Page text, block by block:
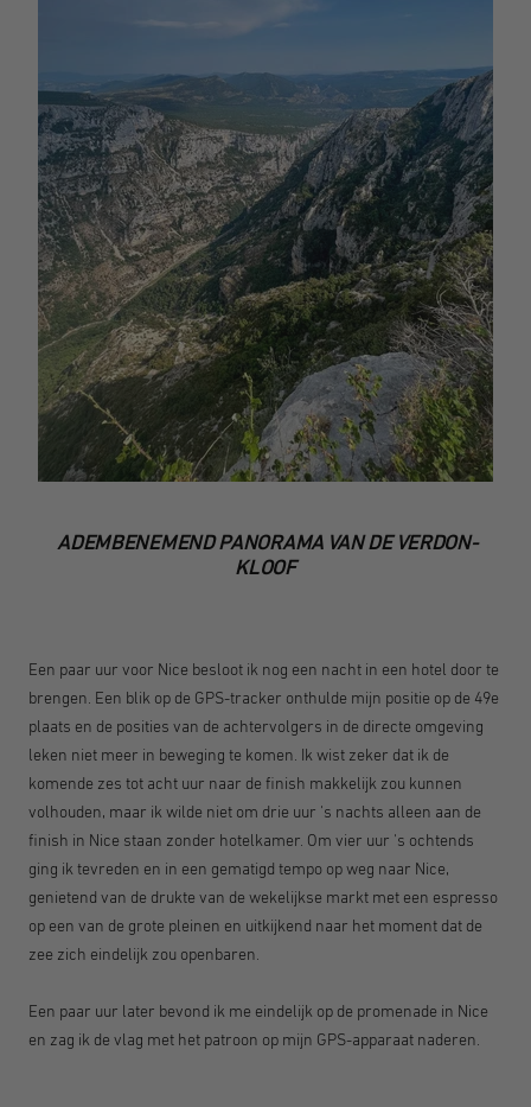
ADEMBENEMEND PANORAMA VAN DE VERDON-
KLOOF
Een paar uur voor Nice besloot ik nog een nacht in een hotel door te
brengen. Een blik op de GPS-tracker onthulde mijn positie op de 49e
plaats en de posities van de achtervolgers in de directe omgeving
leken niet meer in beweging te komen. Ik wist zeker dat ik de
komende zes tot acht uur naar de finish makkelijk zou kunnen
volhouden, maar ik wilde niet om drie uur 's nachts alleen aan de
finish in Nice staan zonder hotelkamer. Om vier uur 's ochtends
ging ik tevreden en in een gematigd tempo op weg naar Nice,
genietend van de drukte van de wekelijkse markt met een espresso
op een van de grote pleinen en uitkijkend naar het moment dat de
zee zich eindelijk zou openbaren.
Een paar uur later bevond ik me eindelijk op de promenade in Nice
en zag ik de vlag met het patroon op mijn GPS-apparaat naderen.